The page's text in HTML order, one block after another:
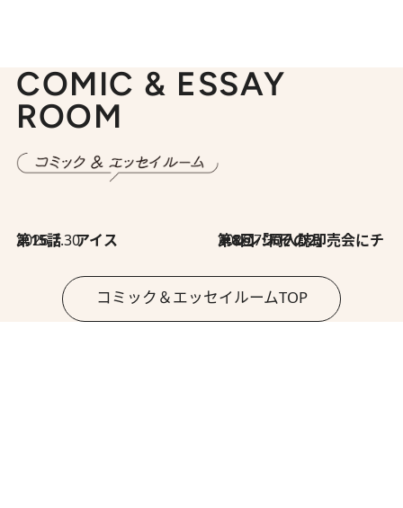
COMIC & ESSAY
ROOM
2026.7.30
第15話 アイス 2026.7.30
第8回「同人誌即売会にチャレンジ その2」
コミック＆エッセイルームTOP